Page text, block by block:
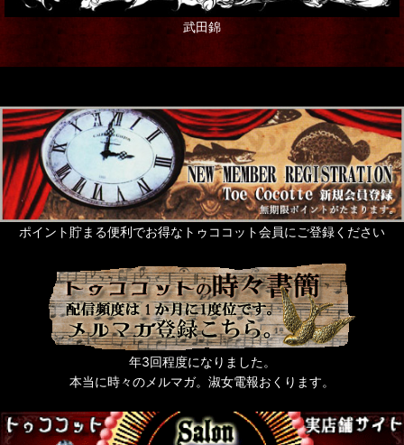
武田錦
ポイント貯まる便利でお得なトゥココット会員にご登録ください
年3回程度になりました。
本当に時々のメルマガ。淑女電報おくります。